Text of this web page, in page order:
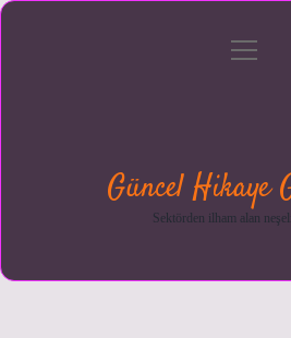
menüyü
Güncel Hikaye
Sektörden ilham alan